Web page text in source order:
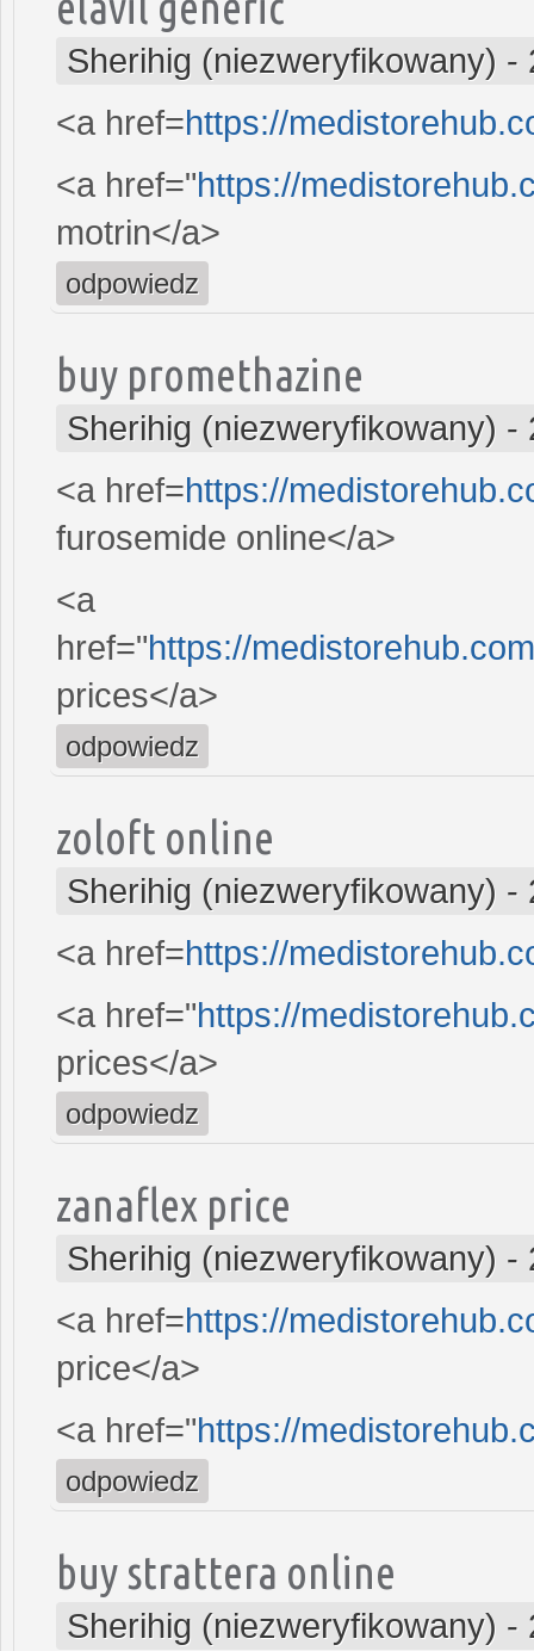
Sherihig (niezweryfikowany) -
<a href=https://
<a href="https://
motrin</a>
odpowiedz
buy promethazine
Sherihig (niezweryfikowany) -
<a href=https://
furosemide online</a>
<a
href="https://
prices</a>
odpowiedz
zoloft online
Sherihig (niezweryfikowany) -
<a href=https://
<a href="https://
prices</a>
odpowiedz
zanaflex price
Sherihig (niezweryfikowany) -
<a href=https://
price</a>
<a href="https://
odpowiedz
buy strattera online
Sherihig (niezweryfikowany) -